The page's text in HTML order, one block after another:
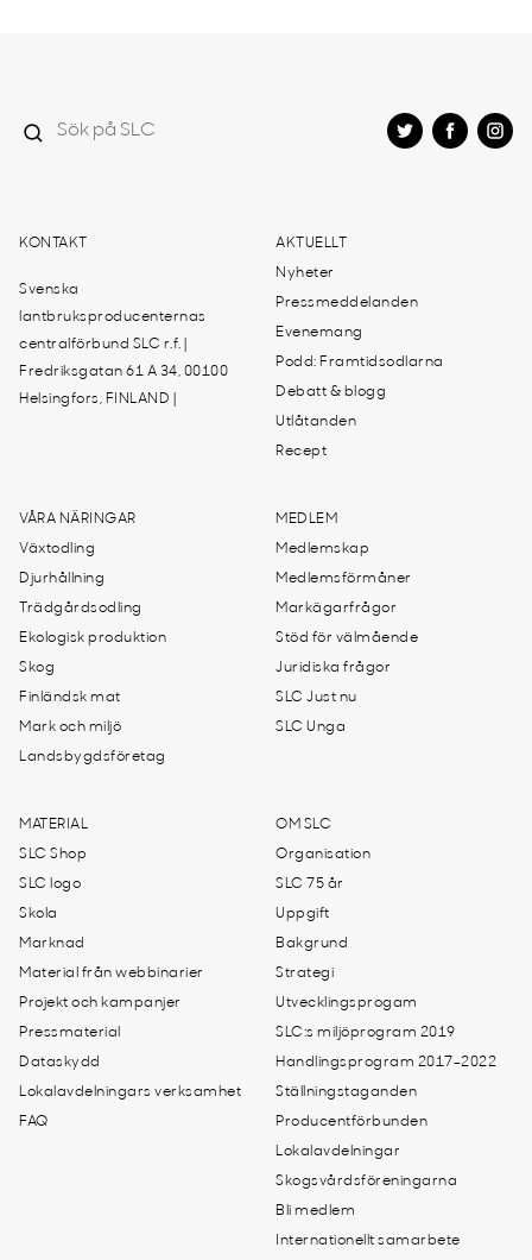
KONTAKT
Svenska
lantbruksproducenternas
centralförbund SLC r.f. |
Fredriksgatan 61 A 34, 00100
Helsingfors, FINLAND |
AKTUELLT
Nyheter
Pressmeddelanden
Evenemang
Podd: Framtidsodlarna
Debatt & blogg
Utlåtanden
Recept
VÅRA NÄRINGAR
Växtodling
Djurhållning
Trädgårdsodling
Ekologisk produktion
Skog
Finländsk mat
Mark och miljö
Landsbygdsföretag
MEDLEM
Medlemskap
Medlemsförmåner
Markägarfrågor
Stöd för välmående
Juridiska frågor
SLC Just nu
SLC Unga
MATERIAL
SLC Shop
SLC logo
Skola
Marknad
Material från webbinarier
Projekt och kampanjer
Pressmaterial
Dataskydd
Lokalavdelningars verksamhet
FAQ
OM SLC
Organisation
SLC 75 år
Uppgift
Bakgrund
Strategi
Utvecklingsprogam
SLC:s miljöprogram 2019
Handlingsprogram 2017-2022
Ställningstaganden
Producentförbunden
Lokalavdelningar
Skogsvårdsföreningarna
Bli medlem
Internationellt samarbete